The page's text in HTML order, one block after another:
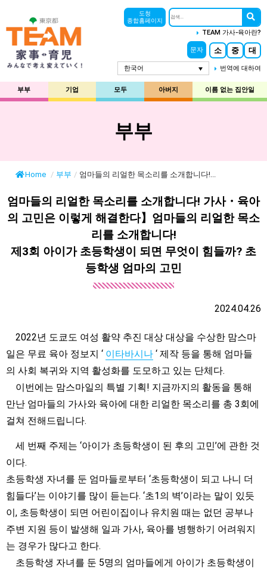
도청
종합홈페이지
TEAM 가사-육아란?
문자 소 중 대
한국어 번역에 대하여
부부 기업 모두 아버지 이름 없는 집안일
부부
Home / 부부 / 엄마들의 리얼한 목소리를 소개합니다!...
엄마들의 리얼한 목소리를 소개합니다! 가사・육아
의 고민은 이렇게 해결한다】엄마들의 리얼한 목소
리를 소개합니다!
제3회 아이가 초등학생이 되면 무엇이 힘들까? 초
등학생 엄마의 고민
2024.04.26
2022년 도쿄도 여성 활약 추진 대상 대상을 수상한 맘스마
일은 무료 육아 정보지 ‘ 이타바시나 ‘ 제작 등을 통해 엄마들
의 사회 복귀와 지역 활성화를 도모하고 있는 단체다.
이번에는 맘스마일의 특별 기획! 지금까지의 활동을 통해
만난 엄마들의 가사와 육아에 대한 리얼한 목소리를 총 3회에
걸쳐 전해드립니다.
세 번째 주제는 ‘아이가 초등학생이 된 후의 고민’에 관한 것
이다.
초등학생 자녀를 둔 엄마들로부터 ‘초등학생이 되고 나니 더
힘들다’는 이야기를 많이 듣는다. ‘초1의 벽’이라는 말이 있듯
이, 초등학생이 되면 어린이집이나 유치원 때는 없던 공부나
주변 지원 등이 발생해 일과 가사, 육아를 병행하기 어려워지
는 경우가 많다고 한다.
초등학생 자녀를 둔 5명의 엄마들에게 아이가 초등학생이